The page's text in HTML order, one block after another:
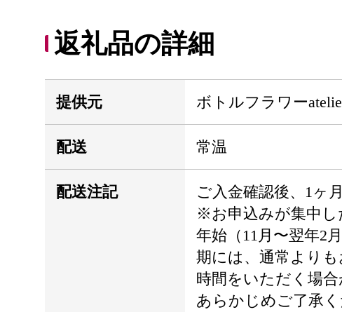
返礼品の詳細
提供元 ボトルフラワー
配送 常温
配送注記
ご入金確認後、1ヶ
※お申込みが集中し
年始（11月〜翌年2
期には、通常より
時間をいただく場合
あらかじめご了承く